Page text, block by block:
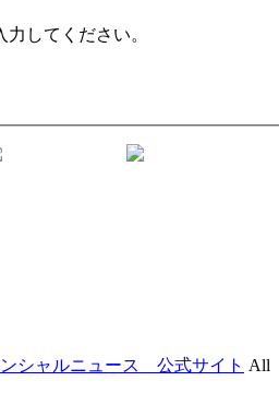
力してください。
シャルニュース 公式サイト All